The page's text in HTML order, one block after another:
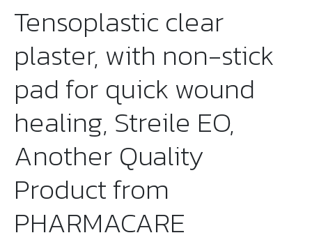
Tensoplastic clear
plaster, with non-stick
pad for quick wound
healing, Streile EO,
Another Quality
Product from
PHARMACARE